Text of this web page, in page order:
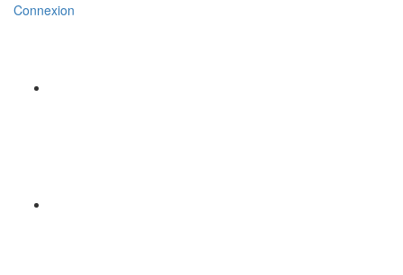
Connexion